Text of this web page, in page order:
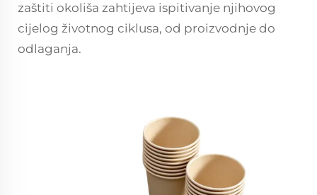
zaštiti okoliša zahtijeva ispitivanje njihovog
cijelog životnog ciklusa, od proizvodnje do
odlaganja.